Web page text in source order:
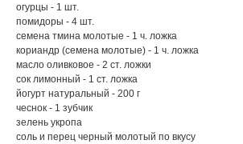
огурцы - 1 шт.
помидоры - 4 шт.
семена тмина молотые - 1 ч. ложка
кориандр (семена молотые) - 1 ч. ложка
масло оливковое - 2 ст. ложки
сок лимонный - 1 ст. ложка
йогурт натуральный - 200 г
чеснок - 1 зубчик
зелень укропа
соль и перец черный молотый по вкусу